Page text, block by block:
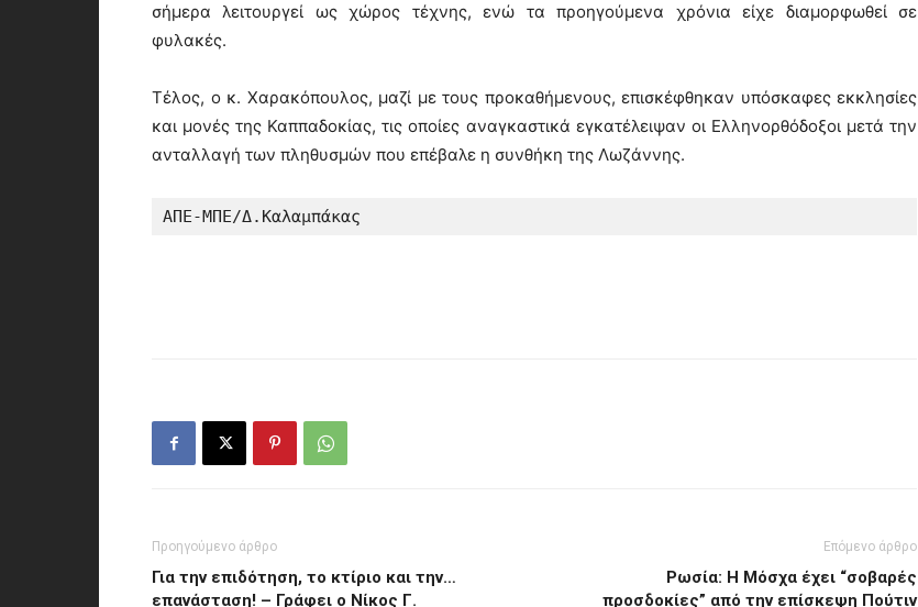
σήμερα λειτουργεί ως χώρος τέχνης, ενώ τα προηγούμενα χρόνια είχε διαμορφωθεί σε
φυλακές.
Τέλος, ο κ. Χαρακόπουλος, μαζί με τους προκαθήμενους, επισκέφθηκαν υπόσκαφες εκκλησίες
και μονές της Καππαδοκίας, τις οποίες αναγκαστικά εγκατέλειψαν οι Ελληνορθόδοξοι μετά την
ανταλλαγή των πληθυσμών που επέβαλε η συνθήκη της Λωζάννης.
ΑΠΕ-ΜΠΕ/Δ.Καλαμπάκας
Προηγούμενο άρθρο
Για την επιδότηση, το κτίριο και την…
επανάσταση! – Γράφει ο Νίκος Γ.
Επόμενο άρθρο
Ρωσία: Η Μόσχα έχει “σοβαρές
προσδοκίες” από την επίσκεψη Πούτιν